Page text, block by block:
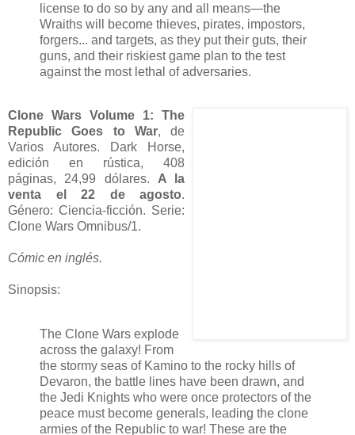
license to do so by any and all means—the
Wraiths will become thieves, pirates, impostors,
forgers... and targets, as they put their guts, their
guns, and their riskiest game plan to the test
against the most lethal of adversaries.
Clone Wars Volume 1: The
Republic Goes to War, de
Varios Autores. Dark Horse,
edición en rústica, 408
páginas, 24,99 dólares. A la
venta el 22 de agosto.
Género: Ciencia-ficción. Serie:
Clone Wars Omnibus/1.
Cómic en inglés.
Sinopsis:
The Clone Wars explode
across the galaxy! From
the stormy seas of Kamino to the rocky hills of
Devaron, the battle lines have been drawn, and
the Jedi Knights who were once protectors of the
peace must become generals, leading the clone
armies of the Republic to war! These are the